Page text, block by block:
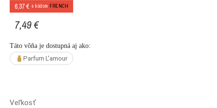
6,37 € s kódom FRENCH
7,49 €
Táto vôňa je dostupná aj ako:
Parfum L'amour
Veľkosť